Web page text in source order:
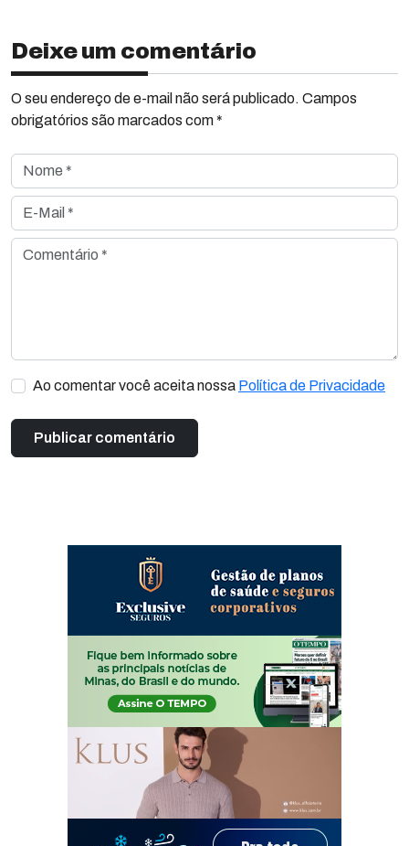
Deixe um comentário
O seu endereço de e-mail não será publicado. Campos
obrigatórios são marcados com *
Nome *
E-Mail *
Comentário *
Ao comentar você aceita nossa Política de Privacidade